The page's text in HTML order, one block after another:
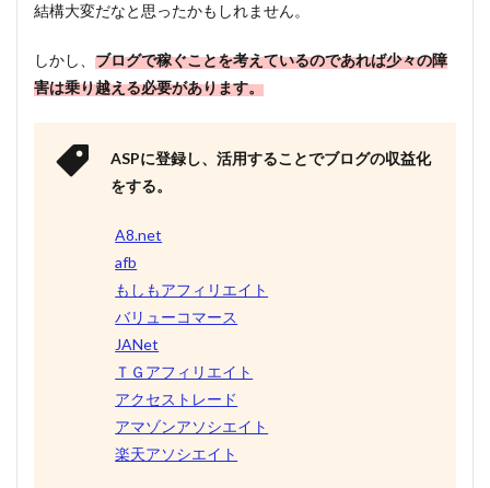
結構大変だなと思ったかもしれません。
しかし、 ブログで稼ぐことを考えているのであれば少々の障
害は乗り越える必要があります。
ASPに登録し、活用することでブログの収益化
をする。
A8.net
afb
もしもアフィリエイト
バリューコマース
JANet
ＴＧアフィリエイト
アクセストレード
アマゾンアソシエイト
楽天アソシエイト